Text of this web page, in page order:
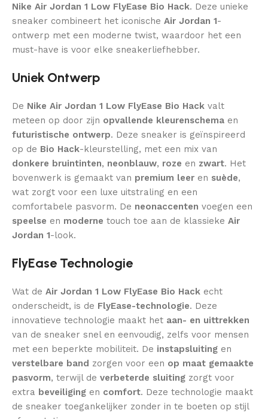
Nike Air Jordan 1 Low FlyEase Bio Hack. Deze unieke
sneaker combineert het iconische Air Jordan 1-
ontwerp met een moderne twist, waardoor het een
must-have is voor elke sneakerliefhebber.
Uniek Ontwerp
De Nike Air Jordan 1 Low FlyEase Bio Hack valt
meteen op door zijn opvallende kleurenschema en
futuristische ontwerp. Deze sneaker is geïnspireerd
op de Bio Hack-kleurstelling, met een mix van
donkere bruintinten, neonblauw, roze en zwart. Het
bovenwerk is gemaakt van premium leer en suède,
wat zorgt voor een luxe uitstraling en een
comfortabele pasvorm. De neonaccenten voegen een
speelse en moderne touch toe aan de klassieke Air
Jordan 1-look.
FlyEase Technologie
Wat de Air Jordan 1 Low FlyEase Bio Hack echt
onderscheidt, is de FlyEase-technologie. Deze
innovatieve technologie maakt het aan- en uittrekken
van de sneaker snel en eenvoudig, zelfs voor mensen
met een beperkte mobiliteit. De instapsluiting en
verstelbare band zorgen voor een op maat gemaakte
pasvorm, terwijl de verbeterde sluiting zorgt voor
extra beveiliging en comfort. Deze technologie maakt
de sneaker toegankelijker zonder in te boeten op stijl